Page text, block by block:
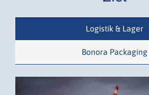
Logistik & Lager
Bonora Packaging